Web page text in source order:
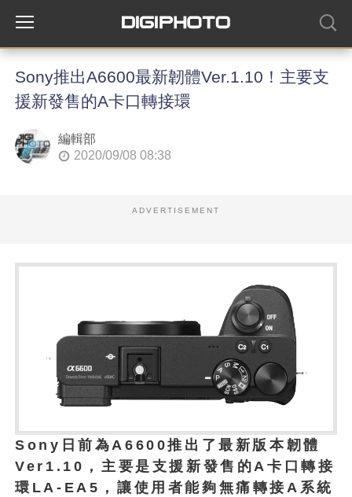
Sony推出A6600最新韌體Ver.1.10！主要支
援新發售的A卡口轉接環
編輯部
2020/09/08 08:38
ADVERTISEMENT
Sony日前為A6600推出了最新版本韌體
Ver1.10，主要是支援新發售的A卡口轉接
環LA-EA5，讓使用者能夠無痛轉接A系統